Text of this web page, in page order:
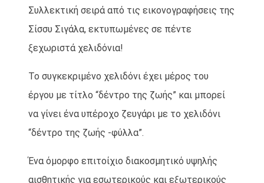
Συλλεκτική σειρά από τις εικονογραφήσεις της
Σίσσυ Σιγάλα, εκτυπωμένες σε πέντε
ξεχωριστά χελιδόνια!
Το συγκεκριμένο χελιδόνι έχει μέρος του
έργου με τίτλο “δέντρο της ζωής” και μπορεί
να γίνει ένα υπέροχο ζευγάρι με το χελιδόνι
“δέντρο της ζωής -φύλλα”.
Ένα όμορφο επιτοίχιο διακοσμητικό υψηλής
αισθητικής για εσωτερικούς και εξωτερικούς